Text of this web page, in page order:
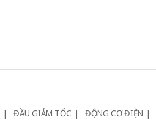
ĐẦU GIẢM TỐC ĐỘNG CƠ ĐIỆN